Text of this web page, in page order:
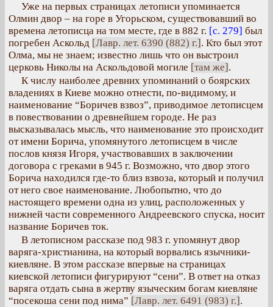
Уже на первых страницах летописи упоминается
Олмин двор – на горе в Угорьском, существовавший во
времена летописца на том месте, где в 882 г. [с. 279] был
погребен Аскольд [Лавр. лет. 6390 (882) г.]. Кто был этот
Олма, мы не знаем; известно лишь что он выстроил
церковь Николы на Аскольдовой могиле [там же].
К числу наиболее древних упоминаний о боярских
владениях в Киеве можно отнести, по-видимому, и
наименование “Боричев взвоз”, приводимое летописцем
в повествовании о древнейшем городе. Не раз
высказывалась мысль, что наименование это происходит
от имени Борича, упомянутого летописцем в числе
послов князя Игоря, участвовавших в заключении
договора с греками в 945 г. Возможно, что двор этого
Борича находился где-то близ взвоза, который и получил
от него свое наименование. Любопытно, что до
настоящего времени одна из улиц, расположенных у
нижней части современного Андреевского спуска, носит
название Боричев ток.
В летописном рассказе под 983 г. упомянут двор
варяга-христианина, на который ворвались язычники-
киевляне. В этом рассказе впервые на страницах
киевской летописи фигурируют “сени”. В ответ на отказ
варяга отдать сына в жертву языческим богам киевляне
“посекоша сени под нима” [Лавр. лет. 6491 (983) г.].